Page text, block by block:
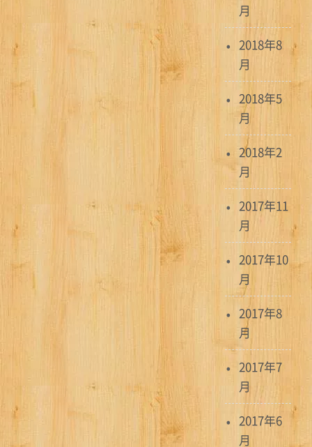
月
2018年8
月
2018年5
月
2018年2
月
2017年11
月
2017年10
月
2017年8
月
2017年7
月
2017年6
月